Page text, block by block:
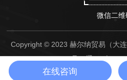
微信二维
Copyright © 2023 赫尔纳贸易（
号：辽ICP备
在线咨询